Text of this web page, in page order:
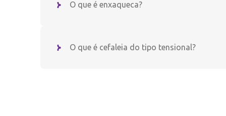
O que é enxaqueca?
O que é cefaleia do tipo tensional?